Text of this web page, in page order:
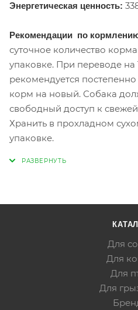
Энергетическая ценность:
Рекомендации по
суточное количество
упаковке. При переводе на
рекомендуется
корм на новый. Собака
свободный доступ к
Хранить в прохладном
упаковке.
Для
Для
Для
Для